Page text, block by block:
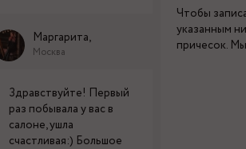
Маргарита,
Москва
Здравствуйте! Первый
раз побывала у вас в
салоне, ушла
счастливая:) Большое
Чтобы
указанным
причесок.